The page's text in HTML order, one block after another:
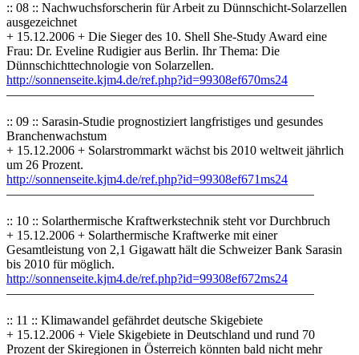
:: 08 :: Nachwuchsforscherin für Arbeit zu Dünnschicht-Solarzellen
ausgezeichnet
+ 15.12.2006 + Die Sieger des 10. Shell She-Study Award eine
Frau: Dr. Eveline Rudigier aus Berlin. Ihr Thema: Die
Dünnschichttechnologie von Solarzellen.
http://sonnenseite.kjm4.de/ref.php?id=99308ef670ms24
————————————————————————
:: 09 :: Sarasin-Studie prognostiziert langfristiges und gesundes
Branchenwachstum
+ 15.12.2006 + Solarstrommarkt wächst bis 2010 weltweit jährlich
um 26 Prozent.
http://sonnenseite.kjm4.de/ref.php?id=99308ef671ms24
————————————————————————
:: 10 :: Solarthermische Kraftwerkstechnik steht vor Durchbruch
+ 15.12.2006 + Solarthermische Kraftwerke mit einer
Gesamtleistung von 2,1 Gigawatt hält die Schweizer Bank Sarasin
bis 2010 für möglich.
http://sonnenseite.kjm4.de/ref.php?id=99308ef672ms24
————————————————————————
:: 11 :: Klimawandel gefährdet deutsche Skigebiete
+ 15.12.2006 + Viele Skigebiete in Deutschland und rund 70
Prozent der Skiregionen in Österreich könnten bald nicht mehr